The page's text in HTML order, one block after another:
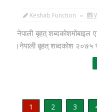
Keshab Function
नेपाली बृहत् शब्दकोशमोबाइल
।नेपाली बृहत् शब्दकोश २०७५
1 2 3